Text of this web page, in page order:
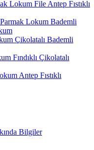
File Antep Fıstıklı
Bademli
Çikolatalı Bademli
Fındıklı Çikolatalı
Antep Fıstıklı
Bilgiler